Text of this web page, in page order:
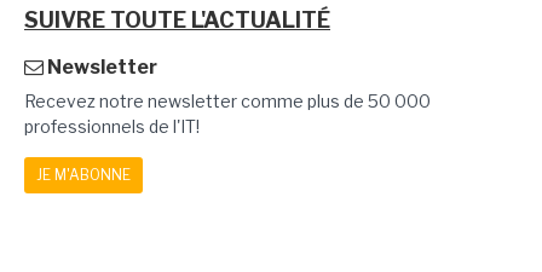
SUIVRE TOUTE L'ACTUALITÉ
Newsletter
Recevez notre newsletter comme plus de 50 000
professionnels de l'IT!
JE M'ABONNE